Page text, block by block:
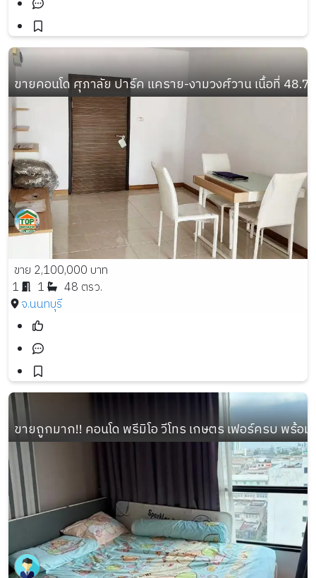
ขายคอนโด ศุภาลัย ปาร์ค แคราย-งามวงศ์วาน เนื้อที่
ขาย 2,100,000 บาท
1
1
48 ตรว.
จ.นนทบุรี
ขายถูกมาก!! คอนโด พรีมิโอ วีโทร เกษตร เฟอร์ครบ พร้อม